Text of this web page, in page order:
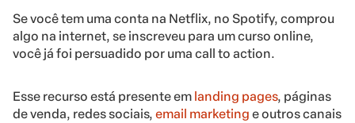
Se você tem uma conta na Netflix, no Spotify, comprou
algo na internet, se inscreveu para um curso online,
você já foi persuadido por uma call to action.
Esse recurso está presente em landing pages, páginas
de venda, redes sociais, email marketing e outros canais